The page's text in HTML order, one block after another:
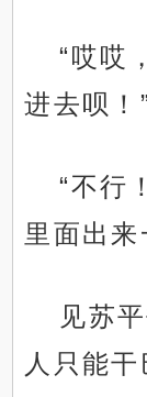
“哎哎
进去呗！”
“不行
里面出
见苏
人只能